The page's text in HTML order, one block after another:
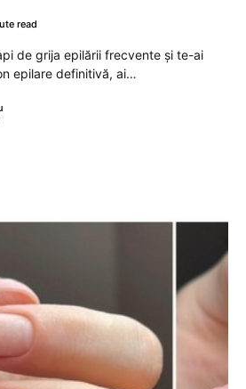
read
de grija epilării frecvente și te-ai
epilare definitivă, ai…